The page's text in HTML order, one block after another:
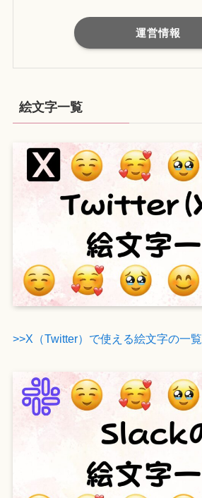
運営情報
絵文字一覧
>>X（Twitter）で使える絵文字の一覧